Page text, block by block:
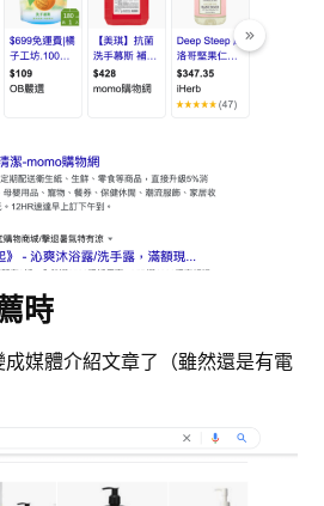
時
媒體介紹文章了（雖然還是有電